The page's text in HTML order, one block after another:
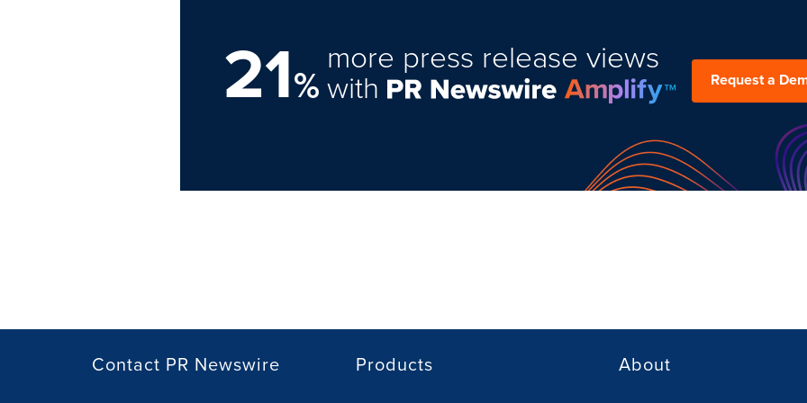
21%
more press release views
with Request a
Contact PR Newswire Products About